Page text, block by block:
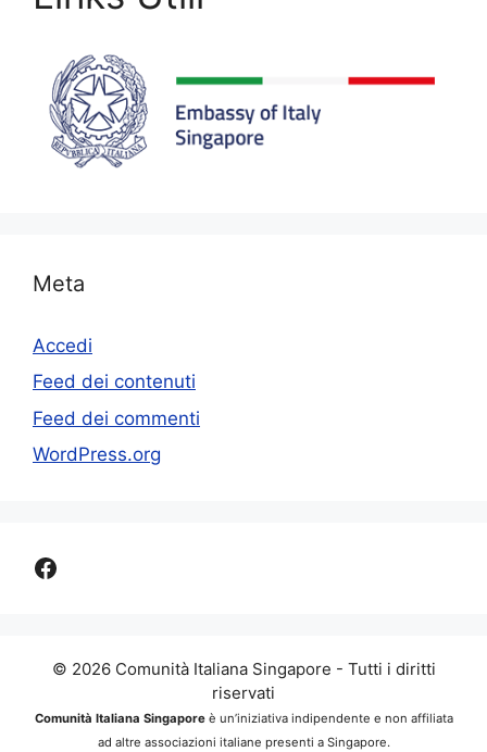
Meta
Accedi
Feed dei contenuti
Feed dei commenti
WordPress.org
Facebook
© 2026 Comunità Italiana Singapore - Tutti i diritti
riservati
Comunità Italiana Singaporeè un’iniziativa indipendente e non affiliata
ad altre associazioni italiane presenti a Singapore.